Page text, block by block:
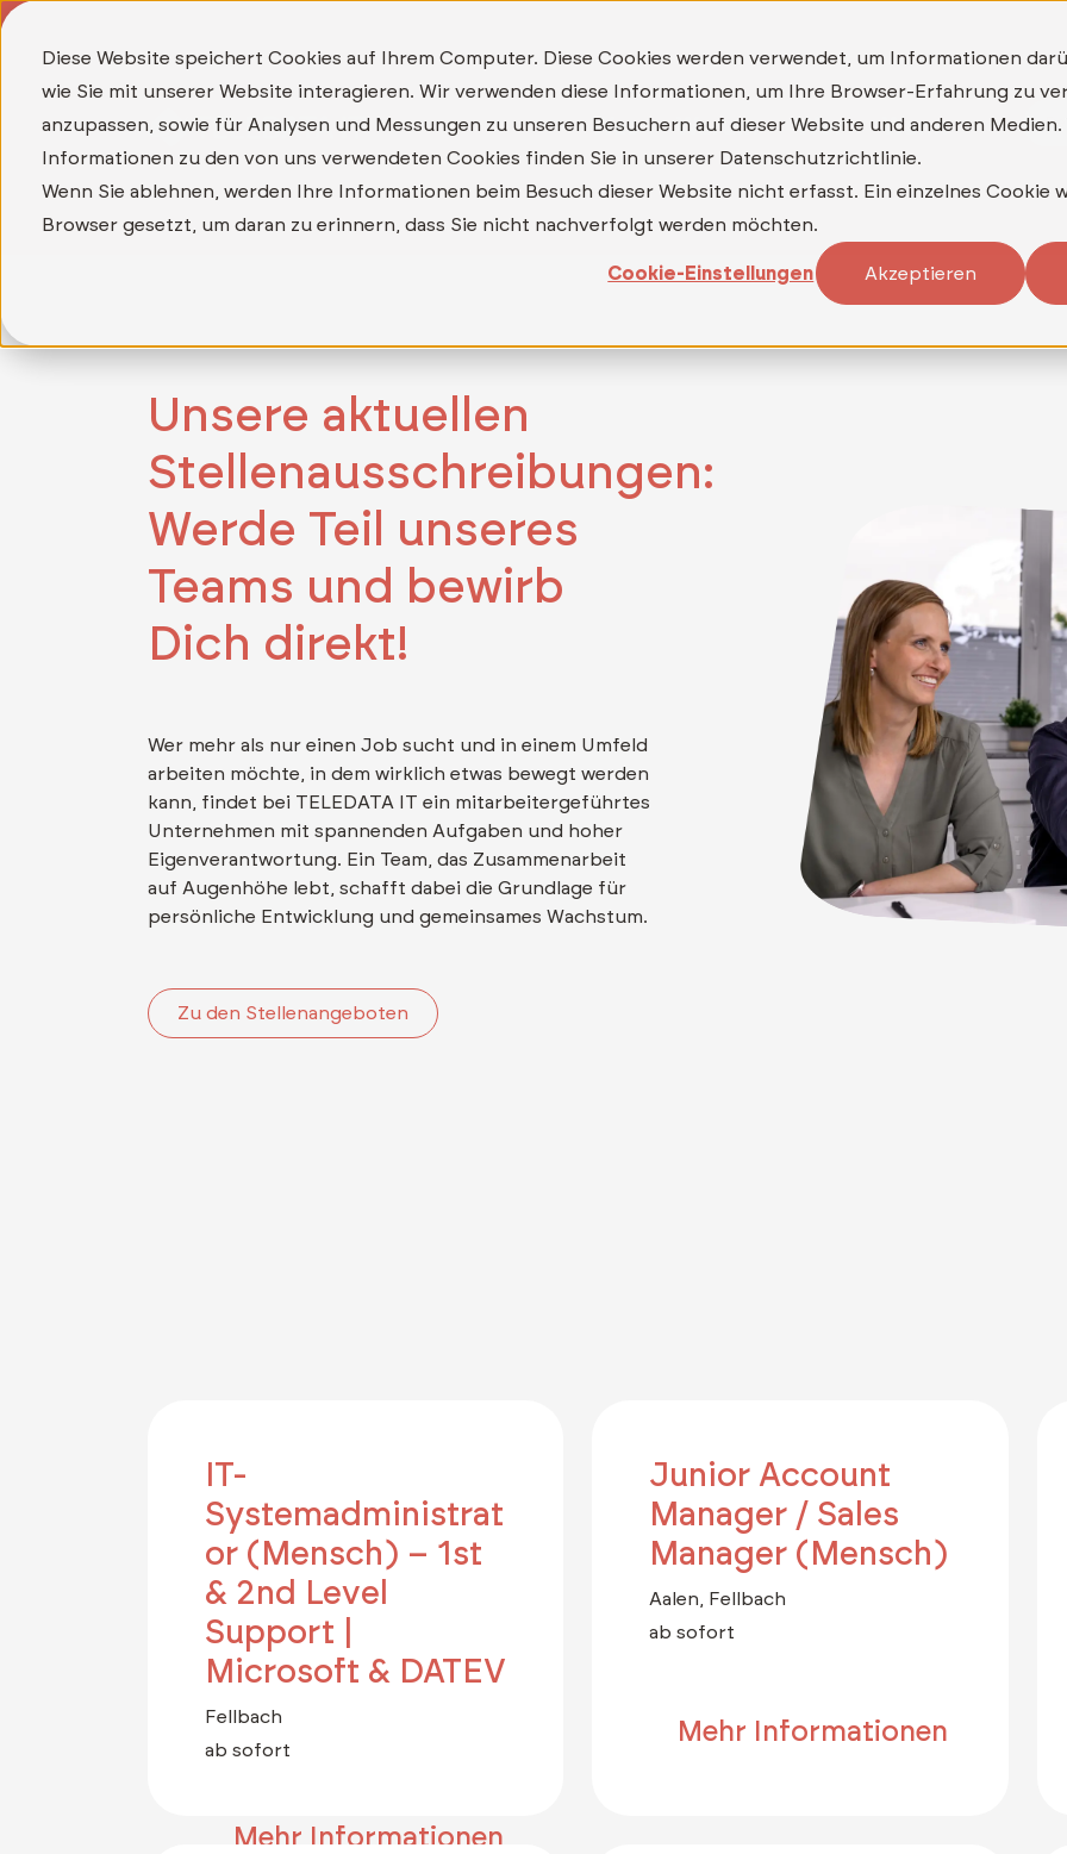
Diese Website speichert Cookies auf Ihrem Computer. Diese Cookies werden verwendet, um Informationen
wie Sie mit unserer Website interagieren. Wir verwenden diese Informationen, um Ihre Browser-Erfahrung zu
anzupassen, sowie für Analysen und Messungen zu unseren Besuchern auf dieser Website und anderen Medien.
Informationen zu den von uns verwendeten Cookies finden Sie in unserer Datenschutzrichtlinie.
Wenn Sie ablehnen, werden Ihre Informationen beim Besuch dieser Website nicht erfasst. Ein einzelnes Cookie
Browser gesetzt, um daran zu erinnern, dass Sie nicht nachverfolgt werden möchten.
Cookie-Einstellungen Akzeptieren
Was Warum Wer Wann
TELEDATA ASP BACKUP+
TELEDATA ASP MFA
Unsere aktuellen
Stellenausschreibungen:
Werde Teil unseres
Teams und bewirb
Dich direkt!
Wer mehr als nur einen Job sucht und in einem Umfeld
arbeiten möchte, in dem wirklich etwas bewegt werden
kann, findet bei TELEDATA IT ein mitarbeitergeführtes
Unternehmen mit spannenden Aufgaben und hoher
Eigenverantwortung. Ein Team, das Zusammenarbeit
auf Augenhöhe lebt, schafft dabei die Grundlage für
persönliche Entwicklung und gemeinsames Wachstum.
Zu den Stellenangeboten
IT-
Systemadministrat
or (Mensch) – 1st
& 2nd Level
Support |
Microsoft & DATEV
Fellbach
ab sofort
Mehr Informationen
Junior Account
Manager / Sales
Manager (Mensch)
Aalen, Fellbach
ab sofort
Mehr Informationen